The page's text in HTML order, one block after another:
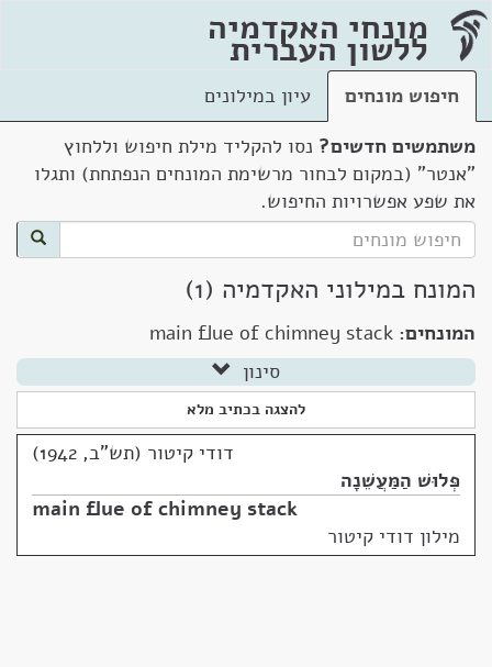
מונחי האקדמיה
ללשון העברית
חיפוש מונחים
עיון במילונים
משתמשים חדשים? נסו להקליד מילת חיפוש וללחוץ
"אנטר" (במקום לבחור מרשימת המונחים הנפתחת) ותגלו
את שפע אפשרויות החיפוש.
המונח במילוני האקדמיה (1)
המונחים: main flue of chimney stack
סינון
להצגה בכתיב מלא
דודי קיטור (תש"ב, 1942)
פְּלוּשׁ הַמַּעֲשֵׁנָה
main flue of chimney stack
מילון דודי קיטור